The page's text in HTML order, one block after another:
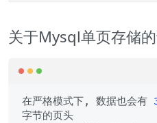
关于Mysql单页存储
在严格模式下, 数据也会有
字节的页头